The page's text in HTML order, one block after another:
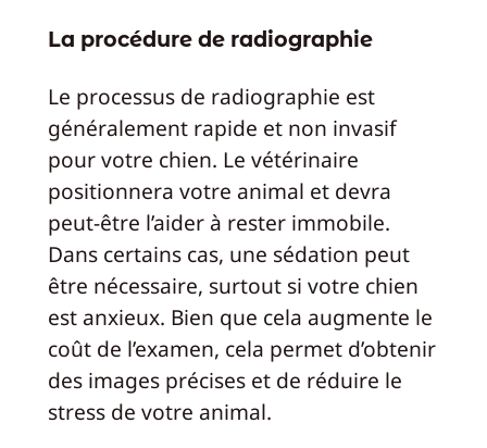
La procédure de radiographie
Le processus de radiographie est
généralement rapide et non invasif
pour votre chien. Le vétérinaire
positionnera votre animal et devra
peut-être l’aider à rester immobile.
Dans certains cas, une sédation peut
être nécessaire, surtout si votre chien
est anxieux. Bien que cela augmente le
coût de l’examen, cela permet d’obtenir
des images précises et de réduire le
stress de votre animal.